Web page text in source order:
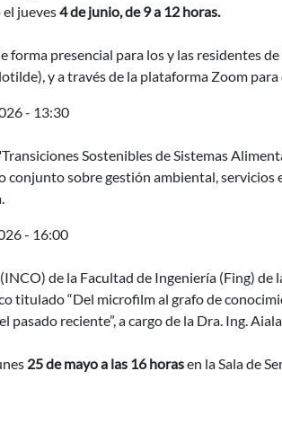
el jueves4 de junio, de 9 a 12 horas.
forma presencial para los y las residentes
y a través de la plataforma Zoom
- 13:30
circularidad en sistemas lecheros: puntos de
Sostenibles de Sistemas
conjunto sobre gestión ambiental, servicios
- 16:00
de conocimiento: ocho años de
de la Facultad de Ingeniería (Fing) de
titulado “Del microfilm al grafo de
pasado reciente”, a cargo de la Dra. Ing.
25 de mayo a las 16 horasen la Sala de